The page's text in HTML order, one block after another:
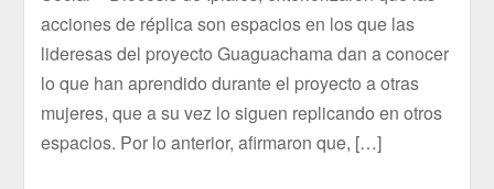
acciones de réplica son espacios en los que las
lideresas del proyecto Guaguachama dan a conocer
lo que han aprendido durante el proyecto a otras
mujeres, que a su vez lo siguen replicando en otros
espacios. Por lo anterior, afirmaron que, […]